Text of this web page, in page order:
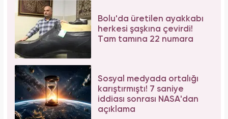
Bolu'da üretilen ayakkabı
herkesi şaşkına çevirdi!
Tam tamına 22 numara
Sosyal medyada ortalığı
karıştırmıştı! 7 saniye
iddiası sonrası NASA'dan
açıklama